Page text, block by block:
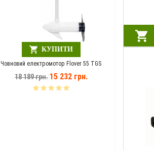
КУПИТИ
Човновий електромотор Flover 55 TGS
18 189 грн. 15 232 грн.